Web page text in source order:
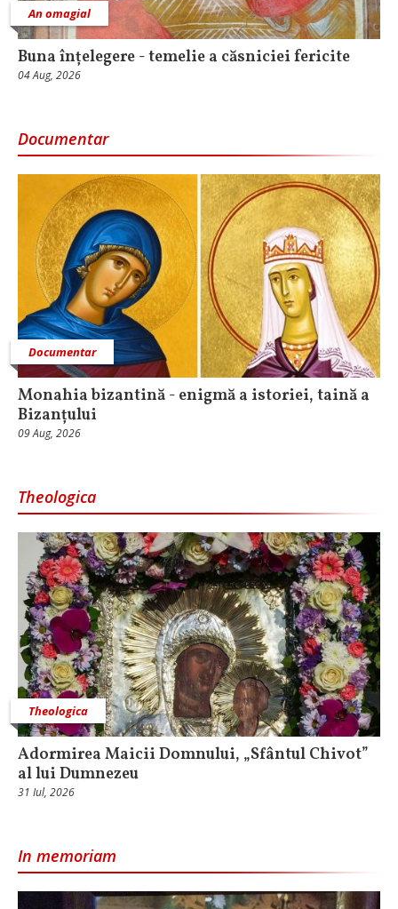
An omagial
Buna înțelegere - temelie a căsniciei fericite
04 Aug, 2026
Documentar
Documentar
Monahia bizantină - enigmă a istoriei, taină a
Bizanțului
09 Aug, 2026
Theologica
Theologica
Adormirea Maicii Domnului, „Sfântul Chivot”
al lui Dumnezeu
31 Iul, 2026
In memoriam